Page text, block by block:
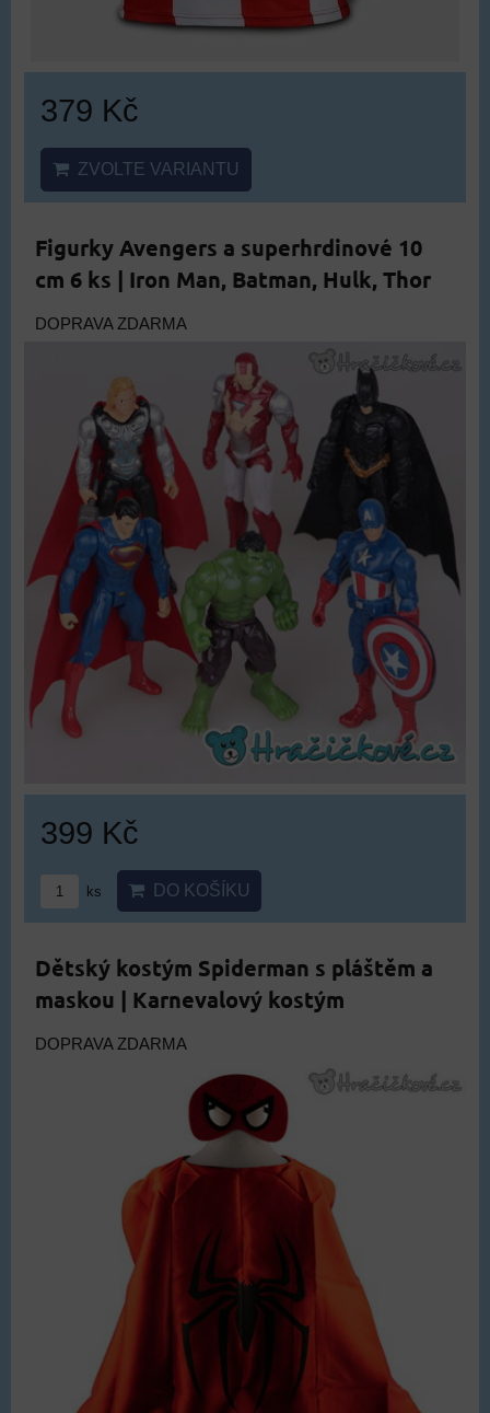
379 Kč
ZVOLTE VARIANTU
Figurky Avengers a superhrdinové 10
cm 6 ks | Iron Man, Batman, Hulk, Thor
DOPRAVA ZDARMA
399 Kč
ks DO KOŠÍKU
Dětský kostým Spiderman s pláštěm a
maskou | Karnevalový kostým
DOPRAVA ZDARMA